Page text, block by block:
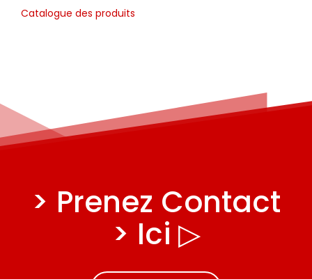
Catalogue des produits
> Prenez Contact
> Ici ▷